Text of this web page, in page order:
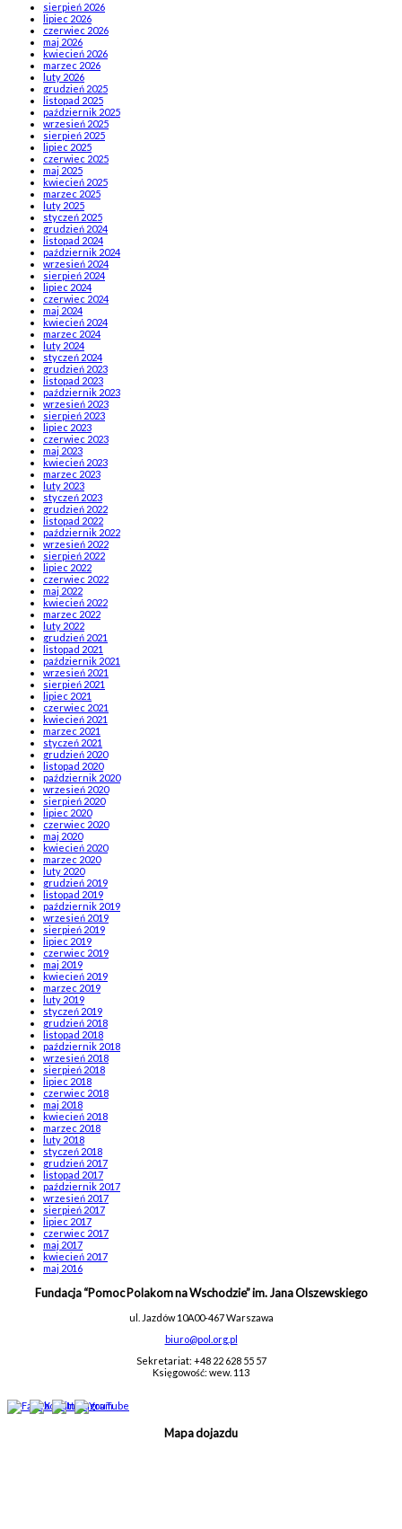
sierpień 2026
lipiec 2026
czerwiec 2026
maj 2026
kwiecień 2026
marzec 2026
luty 2026
grudzień 2025
listopad 2025
październik 2025
wrzesień 2025
sierpień 2025
lipiec 2025
czerwiec 2025
maj 2025
kwiecień 2025
marzec 2025
luty 2025
styczeń 2025
grudzień 2024
listopad 2024
październik 2024
wrzesień 2024
sierpień 2024
lipiec 2024
czerwiec 2024
maj 2024
kwiecień 2024
marzec 2024
luty 2024
styczeń 2024
grudzień 2023
listopad 2023
październik 2023
wrzesień 2023
sierpień 2023
lipiec 2023
czerwiec 2023
maj 2023
kwiecień 2023
marzec 2023
luty 2023
styczeń 2023
grudzień 2022
listopad 2022
październik 2022
wrzesień 2022
sierpień 2022
lipiec 2022
czerwiec 2022
maj 2022
kwiecień 2022
marzec 2022
luty 2022
grudzień 2021
listopad 2021
październik 2021
wrzesień 2021
sierpień 2021
lipiec 2021
czerwiec 2021
kwiecień 2021
marzec 2021
styczeń 2021
grudzień 2020
listopad 2020
październik 2020
wrzesień 2020
sierpień 2020
lipiec 2020
czerwiec 2020
maj 2020
kwiecień 2020
marzec 2020
luty 2020
grudzień 2019
listopad 2019
październik 2019
wrzesień 2019
sierpień 2019
lipiec 2019
czerwiec 2019
maj 2019
kwiecień 2019
marzec 2019
luty 2019
styczeń 2019
grudzień 2018
listopad 2018
październik 2018
wrzesień 2018
sierpień 2018
lipiec 2018
czerwiec 2018
maj 2018
kwiecień 2018
marzec 2018
luty 2018
styczeń 2018
grudzień 2017
listopad 2017
październik 2017
wrzesień 2017
sierpień 2017
lipiec 2017
czerwiec 2017
maj 2017
kwiecień 2017
maj 2016
Fundacja “Pomoc Polakom na Wschodzie” im. Jana Olszewskiego
ul. Jazdów 10A00-467 Warszawa
biuro@pol.org.pl
Sekretariat: +48 22 628 55 57
Księgowość: wew. 113
Mapa dojazdu